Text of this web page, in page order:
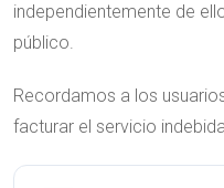
independientemente de
público.
Recordamos a los
facturar el servicio